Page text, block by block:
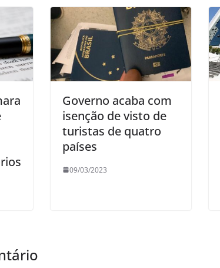
Governo acaba com
isenção de visto de
turistas de quatro
países
09/03/2023